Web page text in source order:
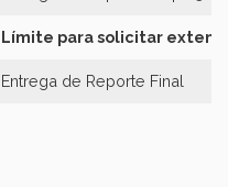
Límite para solicitar
Entrega de Reporte Final